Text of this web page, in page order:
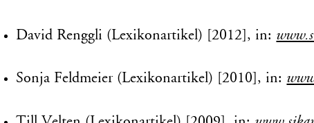
David Renggli (Lexikonartikel) [2012], in:
Sonja Feldmeier (Lexikonartikel) [2010], in: